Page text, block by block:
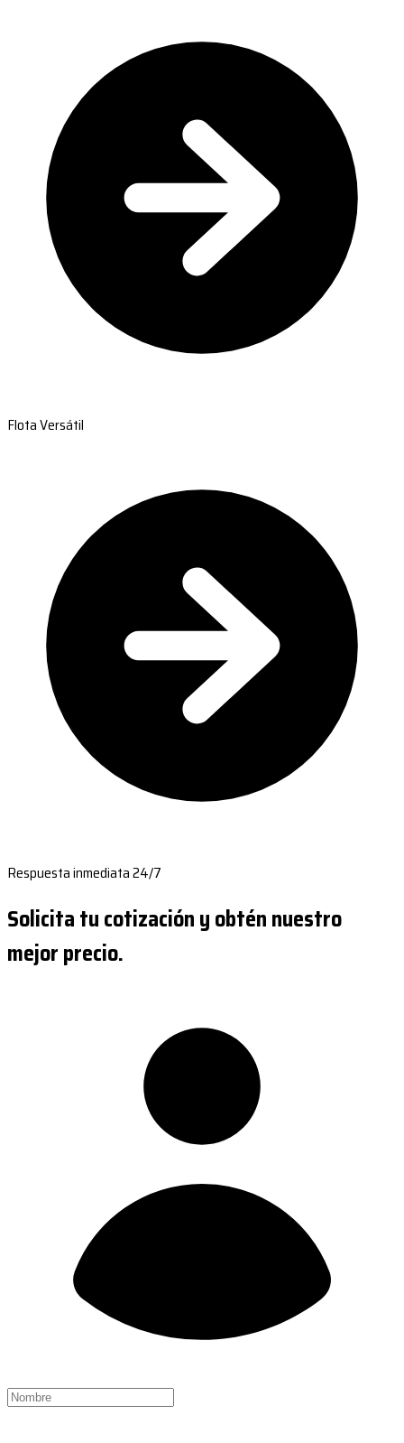
Flota Versátil
Respuesta inmediata 24/7
Solicita tu cotización y obtén nuestro
mejor precio.